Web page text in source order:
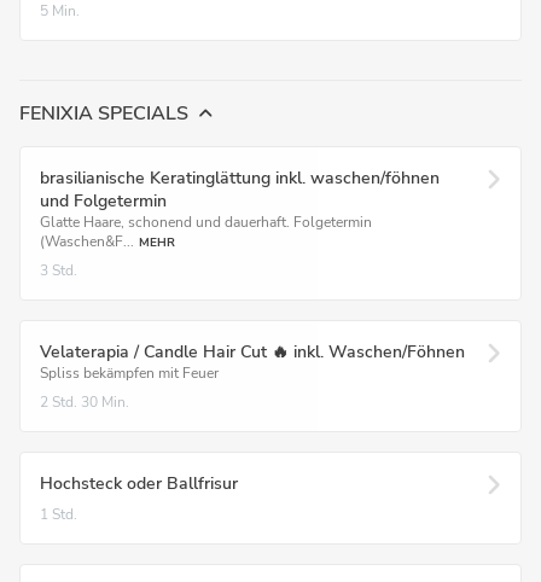
5 Min.
FENIXIA SPECIALS
brasilianische Keratinglättung inkl. waschen/föhnen
und Folgetermin
Glatte Haare, schonend und dauerhaft. Folgetermin
(Waschen&F... MEHR
3 Std.
Velaterapia / Candle Hair Cut 🔥 inkl. Waschen/Föhnen
Spliss bekämpfen mit Feuer
2 Std. 30 Min.
Hochsteck oder Ballfrisur
1 Std.